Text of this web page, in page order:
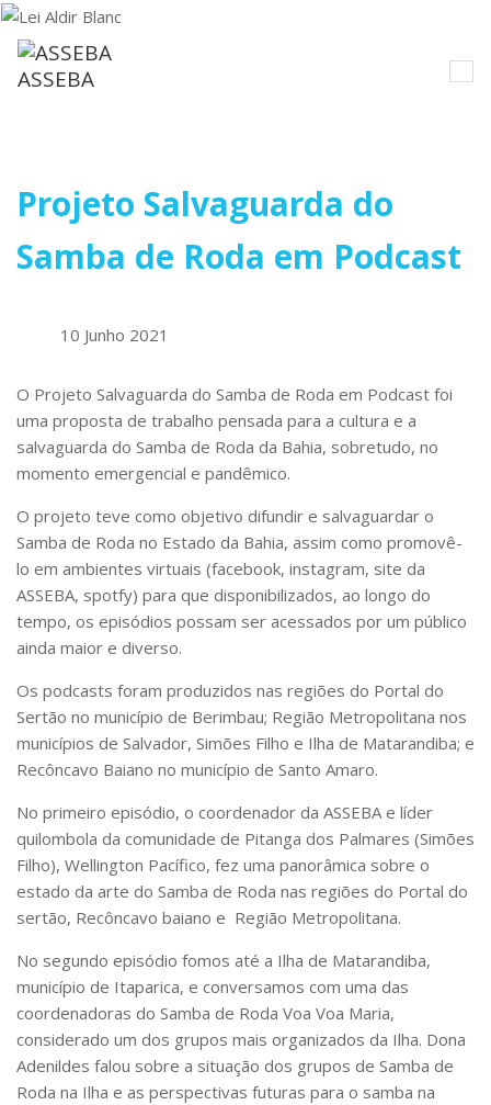
ASSEBA
Projeto Salvaguarda do
Samba de Roda em Podcast
10 Junho 2021
O Projeto Salvaguarda do Samba de Roda em Podcast foi
uma proposta de trabalho pensada para a cultura e a
salvaguarda do Samba de Roda da Bahia, sobretudo, no
momento emergencial e pandêmico.
O projeto teve como objetivo difundir e salvaguardar o
Samba de Roda no Estado da Bahia, assim como promovê-
lo em ambientes virtuais (facebook, instagram, site da
ASSEBA, spotfy) para que disponibilizados, ao longo do
tempo, os episódios possam ser acessados por um público
ainda maior e diverso.
Os podcasts foram produzidos nas regiões do Portal do
Sertão no município de Berimbau; Região Metropolitana nos
municípios de Salvador, Simões Filho e Ilha de Matarandiba; e
Recôncavo Baiano no município de Santo Amaro.
No primeiro episódio, o coordenador da ASSEBA e líder
quilombola da comunidade de Pitanga dos Palmares (Simões
Filho), Wellington Pacífico, fez uma panorâmica sobre o
estado da arte do Samba de Roda nas regiões do Portal do
sertão, Recôncavo baiano e Região Metropolitana.
No segundo episódio fomos até a Ilha de Matarandiba,
município de Itaparica, e conversamos com uma das
coordenadoras do Samba de Roda Voa Voa Maria,
considerado um dos grupos mais organizados da Ilha. Dona
Adenildes falou sobre a situação dos grupos de Samba de
Roda na Ilha e as perspectivas futuras para o samba na